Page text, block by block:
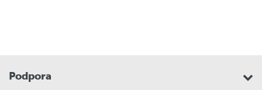
Podpora